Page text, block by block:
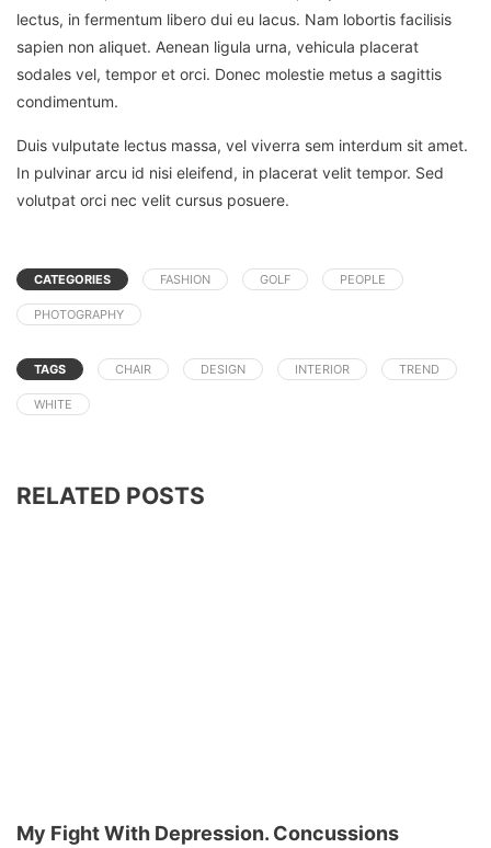
lectus, in fermentum libero dui eu lacus. Nam lobortis facilisis
sapien non aliquet. Aenean ligula urna, vehicula placerat
sodales vel, tempor et orci. Donec molestie metus a sagittis
condimentum.
Duis vulputate lectus massa, vel viverra sem interdum sit amet.
In pulvinar arcu id nisi eleifend, in placerat velit tempor. Sed
volutpat orci nec velit cursus posuere.
CATEGORIES FASHION GOLF PEOPLE
PHOTOGRAPHY
TAGS CHAIR DESIGN INTERIOR TREND
WHITE
RELATED POSTS
My Fight With Depression. Concussions